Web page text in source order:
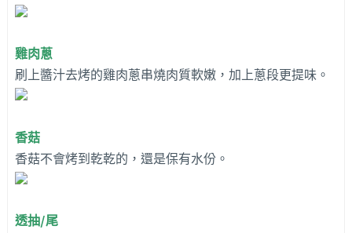
雞肉蔥
刷上醬汁去烤的雞肉蔥串燒肉質軟嫩，加上蔥段更提味。
香菇
香菇不會烤到乾乾的，還是保有水份。
透抽/尾